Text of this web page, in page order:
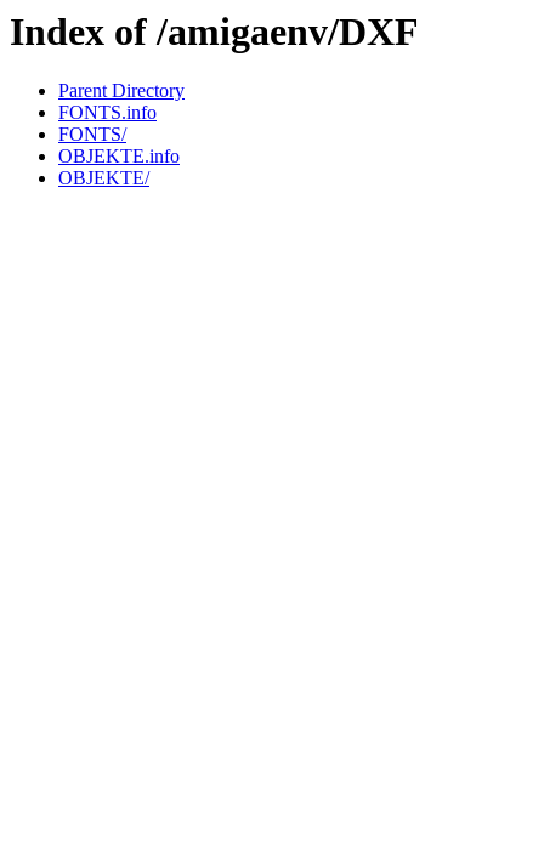
Index of /amigaenv/DXF
Parent Directory
FONTS.info
FONTS/
OBJEKTE.info
OBJEKTE/